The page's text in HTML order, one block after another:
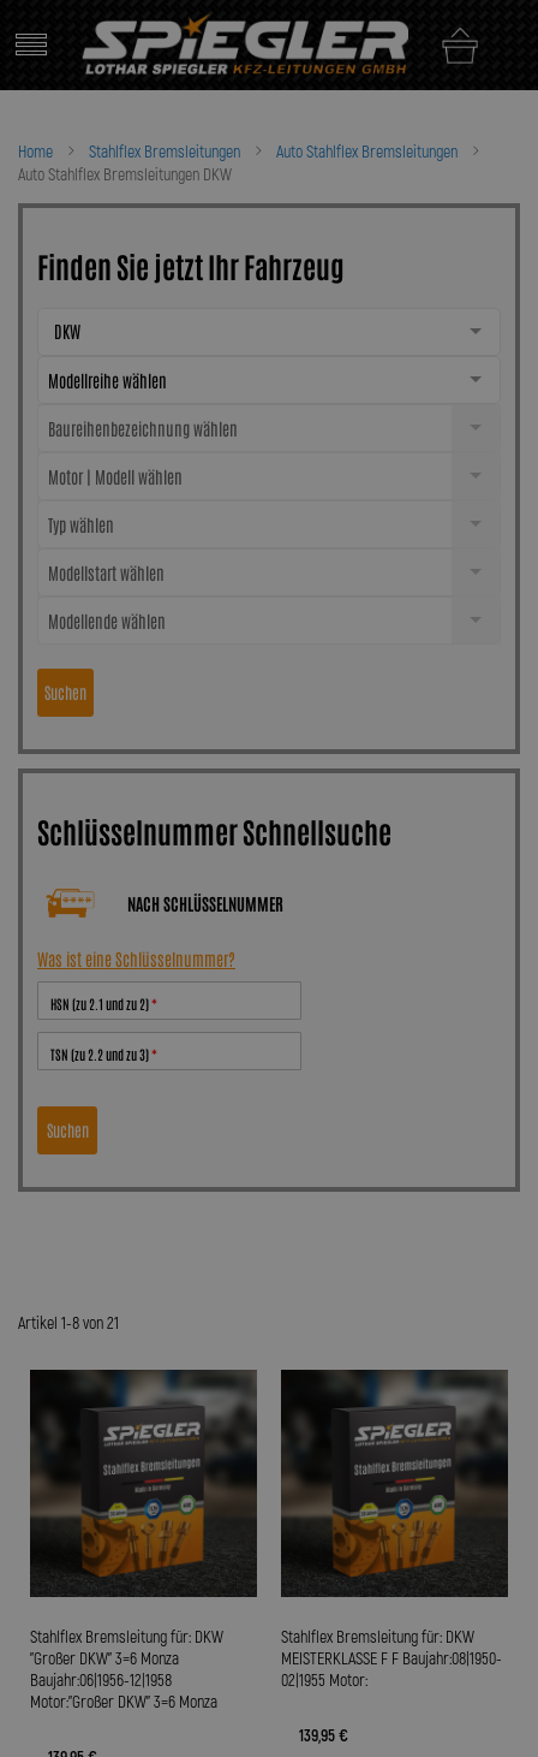
content
Home Stahlflex Bremsleitungen
Auto Stahlflex Bremsleitungen
Auto Stahlflex Bremsleitungen DKW
Finden Sie jetzt Ihr Fahrzeug
DKW
Modellreihe wählen
Baureihenbezeichnung wählen
Motor | Modell wählen
Typ wählen
Modellstart wählen
Modellende wählen
Suchen
Schlüsselnummer Schnellsuche
NACH SCHLÜSSELNUMMER
Was ist eine Schlüsselnummer?
HSN (zu 2.1 und zu 2)
TSN (zu 2.2 und zu 3)
Suchen
Artikel 1-8 von 21
Stahlflex Bremsleitung für: DKW
"Großer DKW" 3=6 Monza
Baujahr:06|1956-12|1958
Motor:"Großer DKW" 3=6 Monza
Stahlflex Bremsleitung für: DKW
MEISTERKLASSE F F Baujahr:08|1950-
02|1955 Motor:
139,95 €